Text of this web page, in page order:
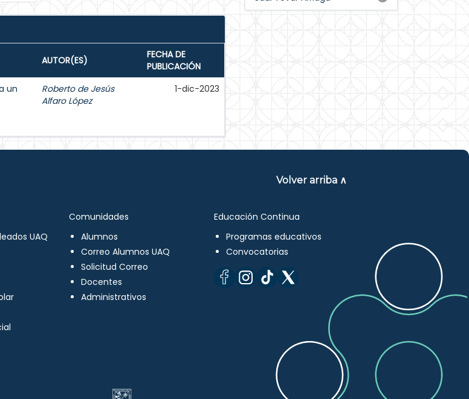
AUTOR(ES)
FECHA DE
PUBLICACIÓN
un
Roberto de Jesús
Alfaro López
1-dic-2023
Volver arriba ∧
UAQ
Comunidades
Alumnos
Correo Alumnos UAQ
Solicitud Correo
Docentes
Administrativos
Educación Continua
Programas educativos
Convocatorias